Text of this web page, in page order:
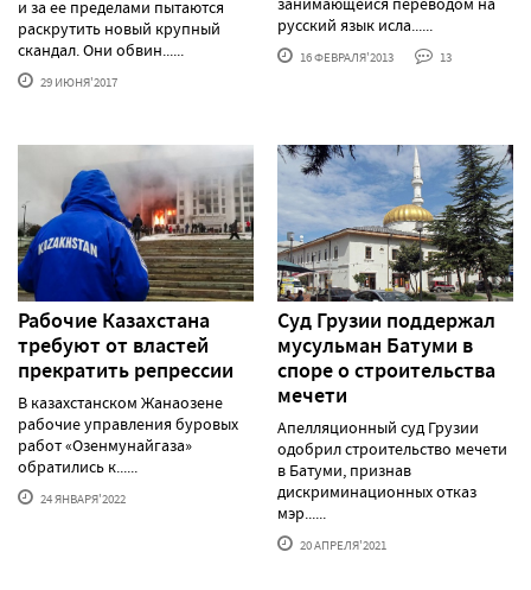
и за ее пределами пытаются
раскрутить новый крупный
скандал. Они обвин......
29 ИЮНЯ'2017
русский язык исла......
16 ФЕВРАЛЯ'2013 13
Рабочие Казахстана
требуют от властей
прекратить репрессии
В казахстанском Жанаозене
рабочие управления буровых
работ «Озенмунайгаза»
обратились к......
24 ЯНВАРЯ'2022
Суд Грузии поддержал
мусульман Батуми в
споре о строительства
мечети
Апелляционный суд Грузии
одобрил строительство мечети
в Батуми, признав
дискриминационных отказ
мэр......
20 АПРЕЛЯ'2021